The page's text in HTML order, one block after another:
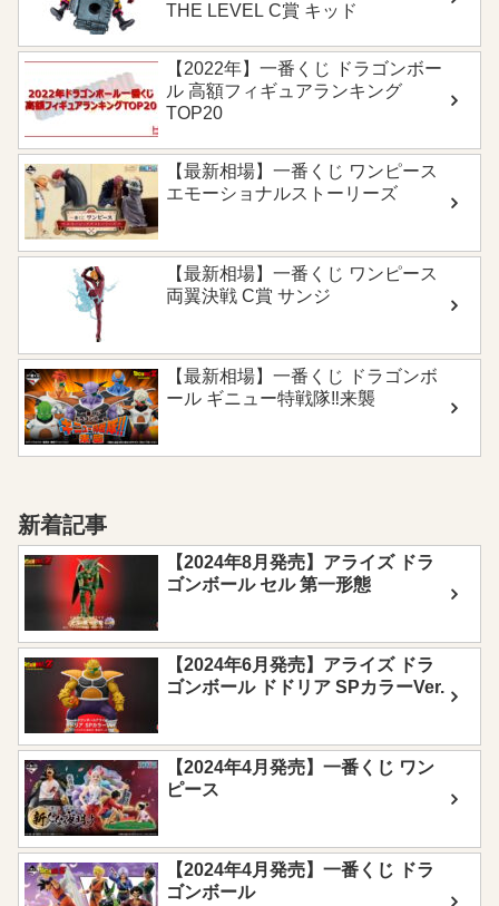
THE LEVEL C賞 キッド
【2022年】一番くじ ドラゴンボー
ル 高額フィギュアランキング
TOP20
【最新相場】一番くじ ワンピース
エモーショナルストーリーズ
【最新相場】一番くじ ワンピース
両翼決戦 C賞 サンジ
【最新相場】一番くじ ドラゴンボ
ール ギニュー特戦隊‼来襲
新着記事
【2024年8月発売】アライズ ドラ
ゴンボール セル 第一形態
【2024年6月発売】アライズ ドラ
ゴンボール ドドリア SPカラーVer.
【2024年4月発売】一番くじ ワン
ピース
【2024年4月発売】一番くじ ドラ
ゴンボール